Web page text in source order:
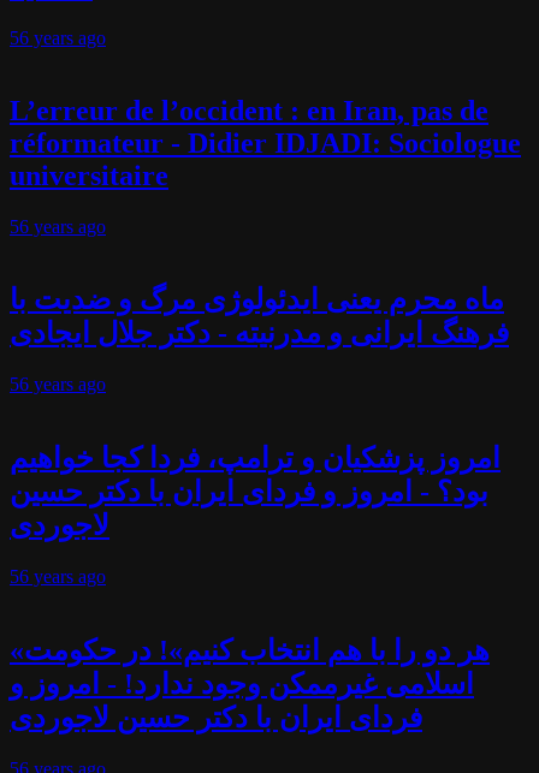
56 years ago
L’erreur de l’occident : en Iran, pas de
réformateur - Didier IDJADI: Sociologue
universitaire
56 years ago
ماه محرم یعنی ایدئولوژی مرگ و ضدیت با
فرهنگ ایرانی و مدرنیته - دکتر جلال ایجادی
56 years ago
امروز پزشکیان و ترامپ، فردا کجا خواهیم
بود؟ - امروز و فردای ایران با دکتر حسین
لاجوردی
56 years ago
«هر دو را با هم انتخاب کنیم»! در حکومت
اسلامی غیرممکن وجود ندارد! - امروز و
فردای ایران با دکتر حسین لاجوردی
56 years ago